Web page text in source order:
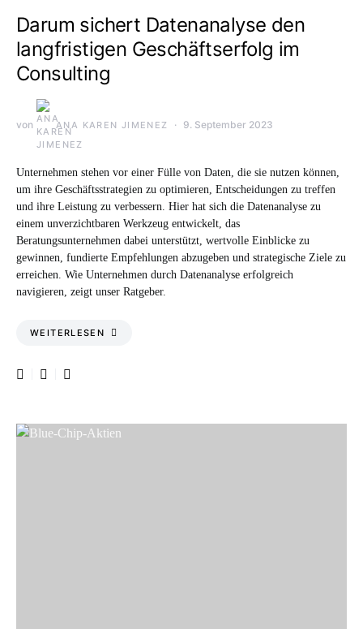
Darum sichert Datenanalyse den
langfristigen Geschäftserfolg im
Consulting
von ANA KAREN JIMENEZ 9. September 2023
Unternehmen stehen vor einer Fülle von Daten, die sie nutzen können,
um ihre Geschäftsstrategien zu optimieren, Entscheidungen zu treffen
und ihre Leistung zu verbessern. Hier hat sich die Datenanalyse zu
einem unverzichtbaren Werkzeug entwickelt, das
Beratungsunternehmen dabei unterstützt, wertvolle Einblicke zu
gewinnen, fundierte Empfehlungen abzugeben und strategische Ziele zu
erreichen. Wie Unternehmen durch Datenanalyse erfolgreich
navigieren, zeigt unser Ratgeber.
WEITERLESEN